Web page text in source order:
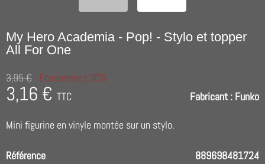
My Hero Academia - Pop! - Stylo et topper
All For One
Fabricant : Funko
3,95 € Économisez 20%
3,16 € TTC
Mini figurine en vinyle montée sur un stylo.
Référence 889698481724